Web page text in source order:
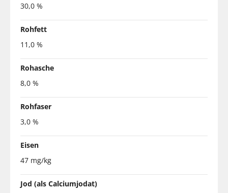
30,0 %
Rohfett
11,0 %
Rohasche
8,0 %
Rohfaser
3,0 %
Eisen
47 mg/kg
Jod (als Calciumjodat)